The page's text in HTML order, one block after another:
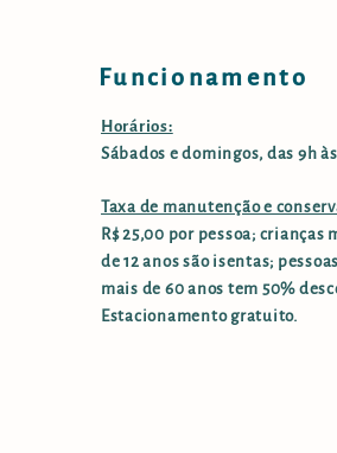
Funcionamento
Horários:
Sábados e domingos, das 9h
Taxa de manutenção e
R$ 25,00 por pessoa; crianças
de 12 anos são isentas;
mais de 60 anos tem 50%
Estacionamento gratuito.